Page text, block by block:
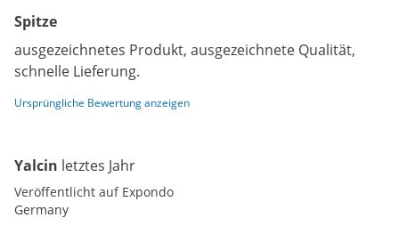
Spitze
ausgezeichnetes Produkt, ausgezeichnete Qualität,
schnelle Lieferung.
Ursprüngliche Bewertung anzeigen
Yalcin letztes Jahr
Veröffentlicht auf Expondo
Germany